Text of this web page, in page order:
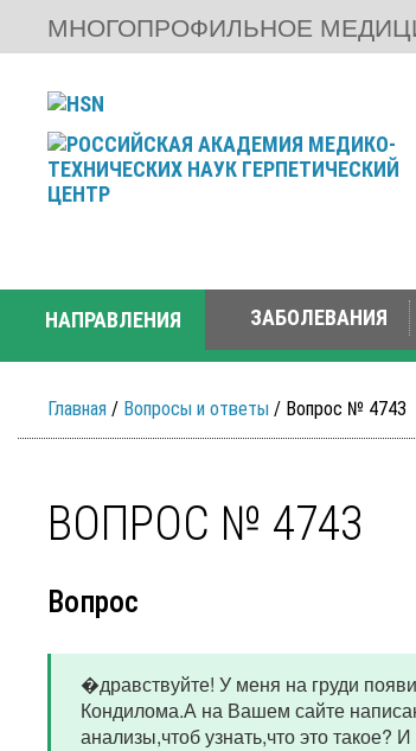
МНОГОПРОФИЛЬНОЕ
НАПРАВЛЕНИЯ ЗАБОЛЕВАНИЯ
Главная / Вопросы и ответы / Вопрос № 4743
ВОПРОС № 4743
Вопрос
�дравствуйте! У меня на груди
Кондилома.А на Вашем сайте
анализы,чтоб узнать,что это такое?